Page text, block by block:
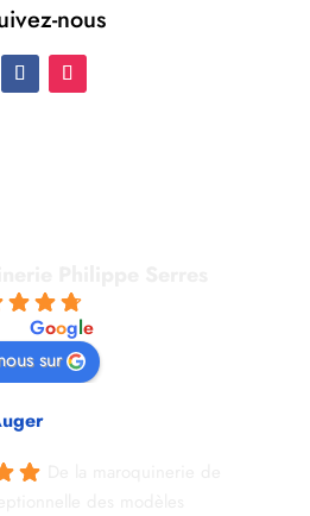
nous
Philippe Serres
byGoogle
sur